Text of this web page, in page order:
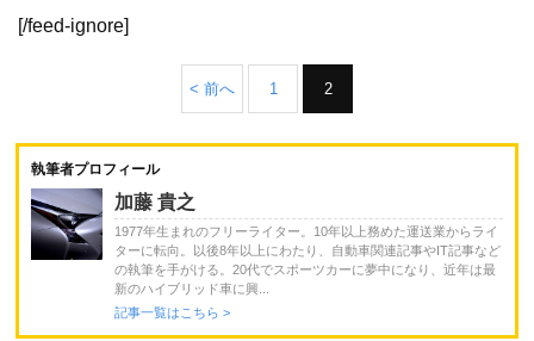
[/feed-ignore]
< 前へ 1 2
執筆者プロフィール
加藤 貴之
1977年生まれのフリーライター。10年以上務めた運送業からライ
ターに転向。以後8年以上にわたり、自動車関連記事やIT記事など
の執筆を手がける。20代でスポーツカーに夢中になり、近年は最
新のハイブリッド車に興...
記事一覧はこちら >